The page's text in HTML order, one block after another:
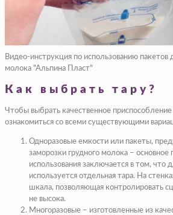
Видео-инструкция по использованию пакетов
молока "Альпина Пласт"
Как выбрать тару?
Чтобы выбрать качественное
ознакомиться со всеми существующими
Одноразовые емкости или пакеты,
заморозки грудного молока – основное
использования заключается в том, что
используется отдельная тара. На
шкала, позволяющая контролировать
не высока.
Многоразовые – изготовленные из